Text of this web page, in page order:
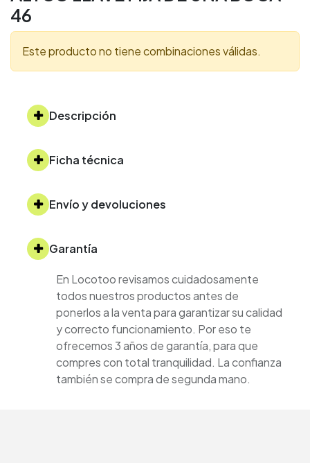
46
Este producto no tiene combinaciones válidas.
Descripción
Ficha técnica
Envío y devoluciones
Garantía
En Locotoo revisamos cuidadosamente
todos nuestros productos antes de
ponerlos a la venta para garantizar su calidad
y correcto funcionamiento. Por eso te
ofrecemos 3 años de garantía, para que
compres con total tranquilidad. La confianza
también se compra de segunda mano.